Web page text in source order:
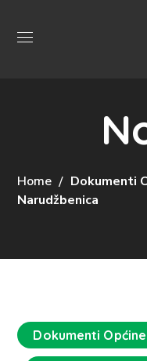
Home Dokumenti
Narudžbenica
Dokumenti Općine